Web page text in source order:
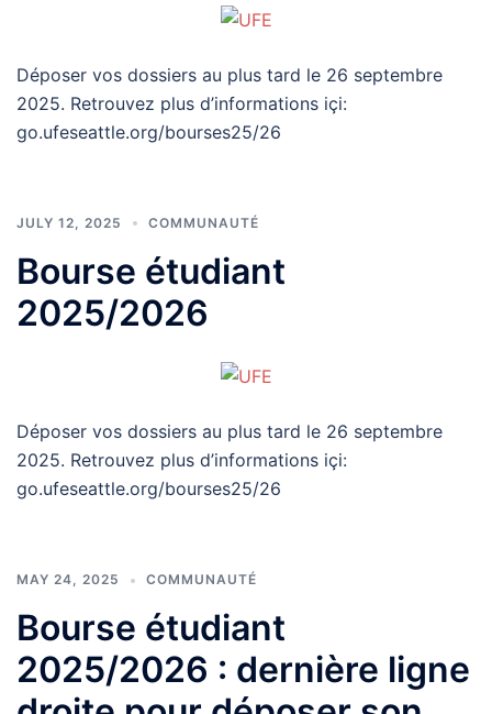
Déposer vos dossiers au plus tard le 26 septembre
2025. Retrouvez plus d’informations içi:
go.ufeseattle.org/bourses25/26
JULY 12, 2025 COMMUNAUTÉ
Bourse étudiant
2025/2026
Déposer vos dossiers au plus tard le 26 septembre
2025. Retrouvez plus d’informations içi:
go.ufeseattle.org/bourses25/26
MAY 24, 2025 COMMUNAUTÉ
Bourse étudiant
2025/2026 : dernière ligne